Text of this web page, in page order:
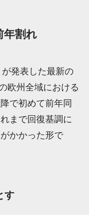
年割れ
発表した最新の
欧州全域における
で初めて前年同
まで回復基調に
かかった形で
す